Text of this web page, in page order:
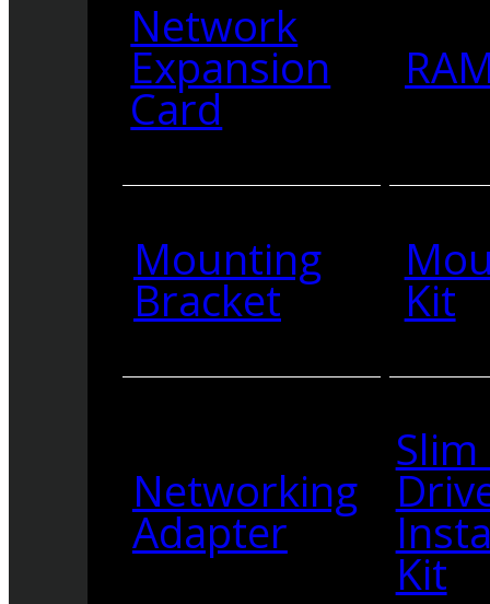
Network
Expansion
Card
Mounting
Bracket Kit
Networking
Adapter
Kit